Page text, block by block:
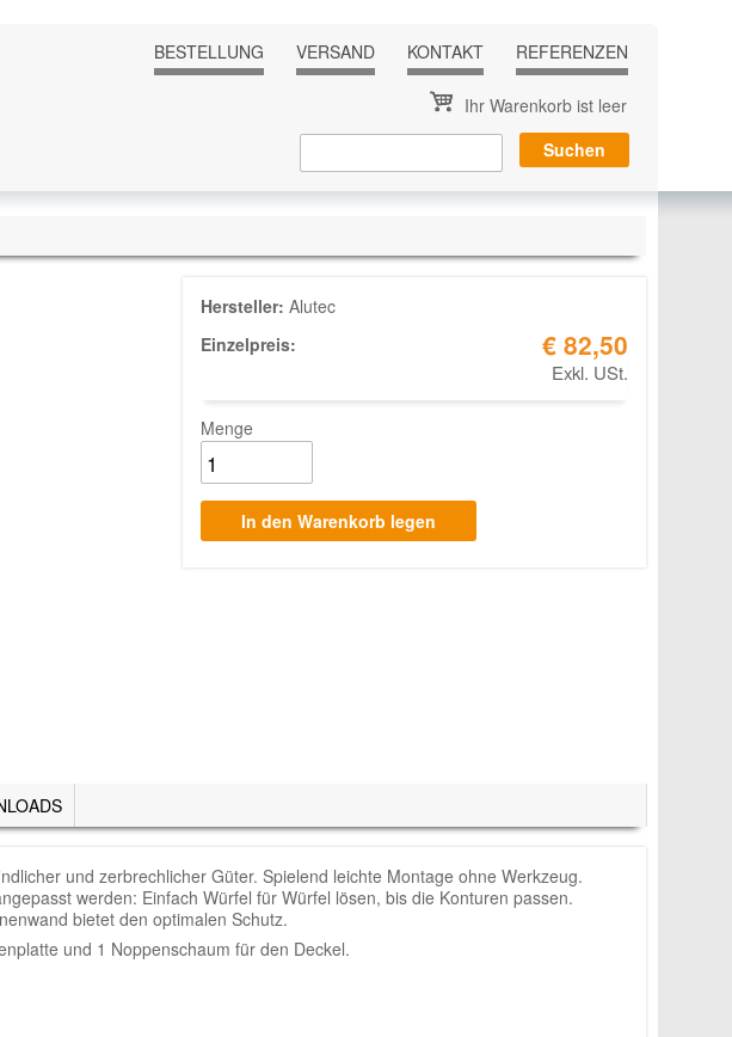
BESTELLUNG
VERSAND KONTAKT REFERENZEN
Ihr Warenkorb ist leer
Hersteller: Alutec
Einzelpreis:
€ 82,50
Exkl. USt.
Menge
und zerbrechlicher Güter. Spielend leichte Montage ohne Werkzeug.
werden: Einfach Würfel für Würfel lösen, bis die Konturen passen.
bietet den optimalen Schutz.
und 1 Noppenschaum für den Deckel.